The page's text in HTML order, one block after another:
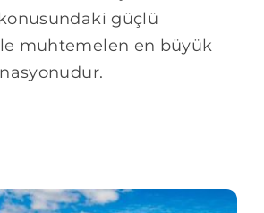
güçlü
muhtemelen en büyük